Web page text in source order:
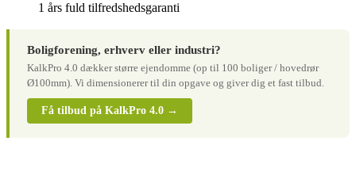
1 års fuld tilfredshedsgaranti
Boligforening, erhverv eller industri?
KalkPro 4.0 dækker større ejendomme (op til 100 boliger / hovedrør
Ø100mm). Vi dimensionerer til din opgave og giver dig et fast tilbud.
Få tilbud på KalkPro 4.0 →